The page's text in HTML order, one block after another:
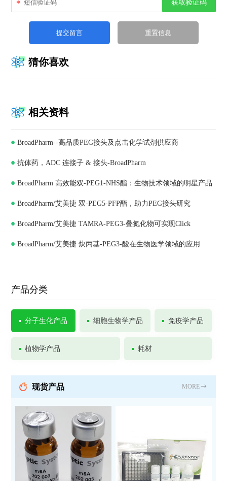
* 获取验证码
猜你喜欢
相关资料
BroadPharm--高品质PEG接头及点击化学试剂供应商
抗体药，ADC 连接子 & 接头-BroadPharm
BroadPharm 高效能双-PEG1-NHS酯：生物技术领域的明星产品
BroadPharm/艾美捷 双-PEG5-PFP酯，助力PEG接头研究
BroadPharm/艾美捷 TAMRA-PEG3-叠氮化物可实现Click
Chemistry
BroadPharm/艾美捷 炔丙基-PEG3-酸在生物医学领域的应用
产品分类
分子生化产品 细胞生物学产品 免疫学产品
植物学产品 耗材
现货产品 MORE